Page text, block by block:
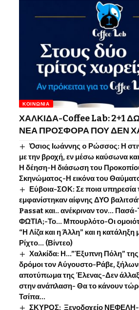
ΚΟΙΝΩΝΊΑ
ΧΑΛΚΙΔΑ-Coffee Lab: 2+1
ΝΕΑ ΠΡΟΣΦΟΡΑ ΠΟΥ ΔΕΝ
Όσιος Ιωάννης o Ρώσσος: Η
με την βροχή, εν μέσω καύσωνα
Η δέηση-Η διάσωση του Προκοπίου
Σκηνώματος-Η εικόνα του
Εύβοια-ΣΟΚ: Σε ποια υπηρεσία
εμφανίστηκαν αίφνης ΔΥΟ
Passat και.. ανέκριναν τον…
ΦΩΤΙΑ;-Το… Μπουρλότο-Οι
“Η Λίζα και η Άλλη” και η κατάληξη
Ρίχτο… (Βίντεο)
Χαλκίδα: Η…”Έξυπνη Πόλη”
δρόμοι τον Αύγουστο-Ράβε,
αποτύπωμα της Έλενας-Δεν
στην ανάπλαση- Θα το κάνουν
Τσίπα…
ΣΚΥΡΟΣ: Ξενοδοχείο